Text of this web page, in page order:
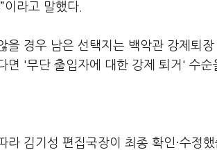
라고 말했다.
을 경우 남은 선택지는 백악관 강제퇴
면 '무단 출입자에 대한 강제 퇴거' 수순
김기성 편집국장이 최종 확인·수정했